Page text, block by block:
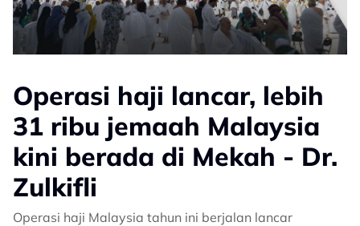
Operasi haji lancar, lebih
31 ribu jemaah Malaysia
kini berada di Mekah - Dr.
Zulkifli
Operasi haji Malaysia tahun ini berjalan lancar